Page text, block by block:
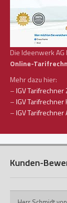
Die Ideenwerk
Online-
Mehr dazu hier:
–IGV Tarifrechner
–IGV
–IGV Tarifrechner
Kunden-